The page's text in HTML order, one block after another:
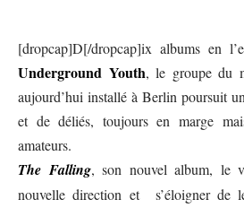
[dropcap]D[/dropcap]ix albums en
Underground Youth, le groupe du
aujourd’hui installé à Berlin poursuit
et de déliés, toujours en marge
amateurs.
The Falling, son nouvel album, le
nouvelle direction et s’éloigner de